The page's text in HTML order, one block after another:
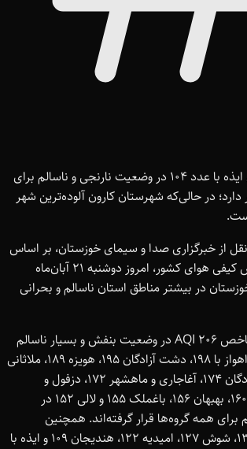
شاخص آلودگی هوای ایذه با عدد 104 در وضعیت نارنجی و ناسالم برای
در حالی‌که شهرستان کارون آلوده‌ترین شهر
ایذه‌24 به نقل از خبرگزاری صدا و سیمای خوزستان، بر اساس
داده‌های سامانه پایش کیفی هوای کشور، امروز دوشنبه 21 آبان‌ماه
خوزستان در بیشتر مناطق استان ناسالم و بحرانی
شهرستان کارون با شاخص 206 AQI در وضعیت بنفش و بسیار ناسالم
قرار دارد. پس از آن، اهواز با 198، دشت آزادگان 195، هویزه 189، ملاثانی
184، شوشتر 180، شادگان 174، آغاجاری و ماهشهر 172، دزفول و
خرمشهر 167، آبادان 160، بهبهان 156، باغملک 155 و لالی 152 در
همه گروه‌ها قرار گرفته‌اند. همچنین
شهرهای هفتکل با 139، شوش 127، امیدیه 122، هندیجان 109 و ایذه با